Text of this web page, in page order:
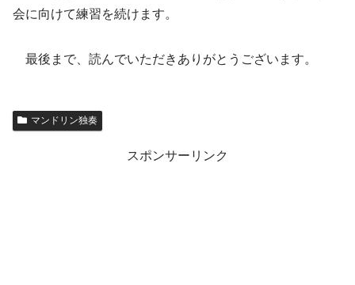
会に向けて練習を続けます。
最後まで、読んでいただきありがとうございます。
マンドリン独奏
スポンサーリンク